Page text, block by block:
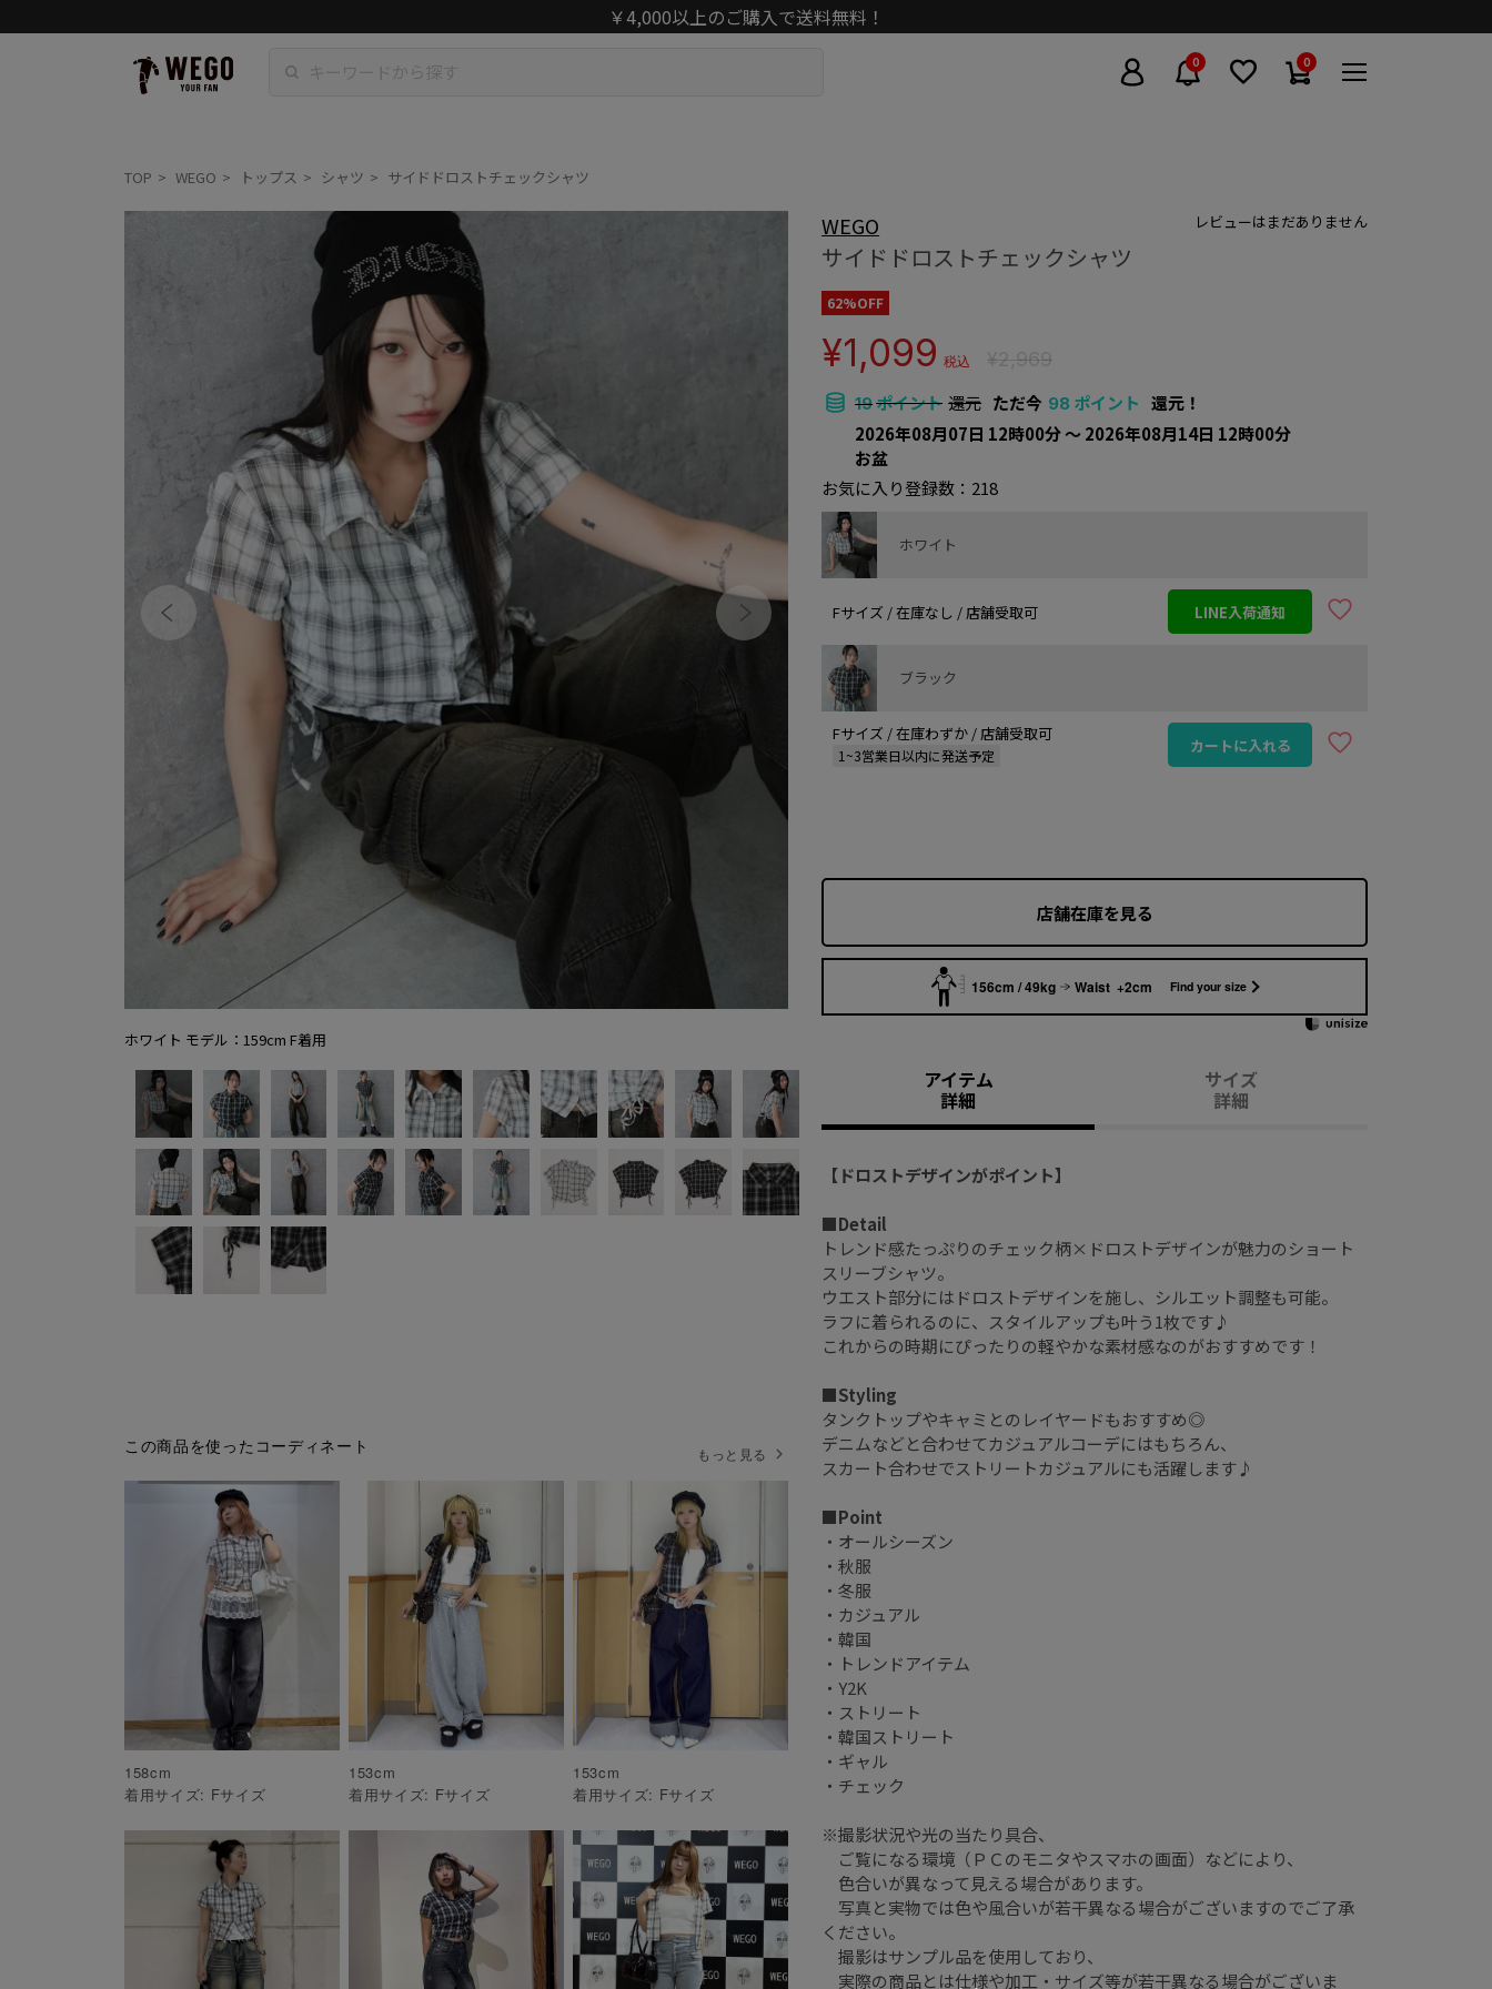
￥4,000以上のご購入で送料無料！
0 0
TOP WEGO トップス シャツ サイドドロストチェックシャツ
ホワイト モデル：159cm F着用
この商品を使ったコーディネート もっと見る
158cm
着用サイズ: Fサイズ
153cm
着用サイズ: Fサイズ
153cm
着用サイズ: Fサイズ
WEGO レビューはまだありません
サイドドロストチェックシャツ
62%OFF
¥1,099 税込 ¥2,969
19ポイント 還元 ただ今 98 ポイント 還元！
2026年08月07日 12時00分 〜 2026年08月14日 12時00分
お盆
お気に入り登録数： 218
ホワイト
Fサイズ / 在庫なし / 店舗受取可 LINE入荷通知
ブラック
Fサイズ / 在庫わずか / 店舗受取可
1~3営業日以内に発送予定 カートに入れる
店舗在庫を見る
156cm / 49kg Waist +2cm Find your size
アイテム
詳細
サイズ
詳細
【ドロストデザインがポイント】
■Detail
トレンド感たっぷりのチェック柄×ドロストデザインが魅力のショート
スリーブシャツ。
ウエスト部分にはドロストデザインを施し、シルエット調整も可能。
ラフに着られるのに、スタイルアップも叶う1枚です♪
これからの時期にぴったりの軽やかな素材感なのがおすすめです！
■Styling
タンクトップやキャミとのレイヤードもおすすめ◎
デニムなどと合わせてカジュアルコーデにはもちろん、
スカート合わせでストリートカジュアルにも活躍します♪
■Point
・オールシーズン
・秋服
・冬服
・カジュアル
・韓国
・トレンドアイテム
・Y2K
・ストリート
・韓国ストリート
・ギャル
・チェック
※撮影状況や光の当たり具合、
ご覧になる環境（ＰＣのモニタやスマホの画面）などにより、
色合いが異なって見える場合があります。
写真と実物では色や風合いが若干異なる場合がございますのでご了承
ください。
撮影はサンプル品を使用しており、
実際の商品とは仕様や加工・サイズ等が若干異なる場合がございま